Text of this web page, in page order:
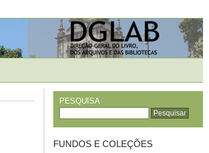
PESQUISA
FUNDOS E COLEÇÕES